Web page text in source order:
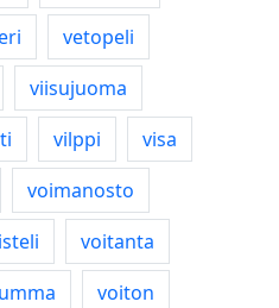
vetopeli
viisujuoma
vilppi
visa
voimanosto
voitanta
voiton